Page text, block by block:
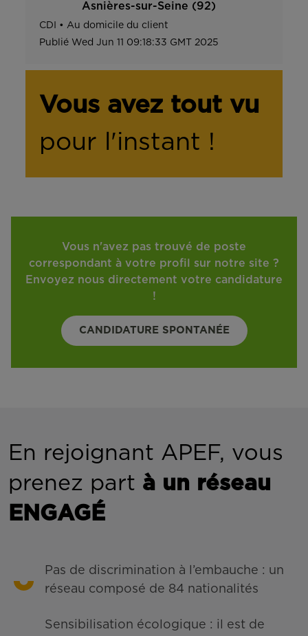
Asnières-sur-Seine (92)
CDI • Au domicile du client
Publié Wed Jun 11 09:18:33 GMT 2025
Vous avez tout vu
pour l'instant !
Vous n'avez pas trouvé de poste
correspondant à votre profil sur notre site ?
Envoyez nous directement votre candidature
!
CANDIDATURE SPONTANÉE
En rejoignant APEF, vous
prenez part à un réseau
ENGAGÉ
Pas de discrimination à l’embauche : un
réseau composé de 84 nationalités
Sensibilisation écologique : il est de